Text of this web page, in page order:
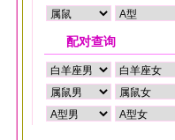
配对查询